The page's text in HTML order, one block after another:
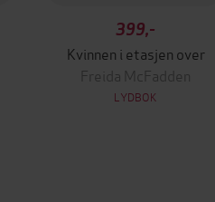
399,-
Kvinnen i etasjen over
Freida McFadden
LYDBOK